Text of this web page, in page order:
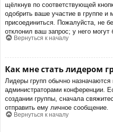
щёлкнув по соответствующей
одобрить ваше участие в группе и
присоединиться. Пожалуйста, не
отклонил ваш запрос; у него могут
Вернуться к началу
Как мне стать лидером
Лидеры групп обычно назначаются
администраторами конференции.
создании группы, сначала
отправить ему личное сообщение.
Вернуться к началу